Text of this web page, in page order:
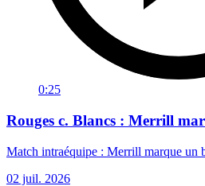
0:25
Rouges c. Blancs : Merrill
Match intraéquipe : Merrill marque un
02 juil. 2026